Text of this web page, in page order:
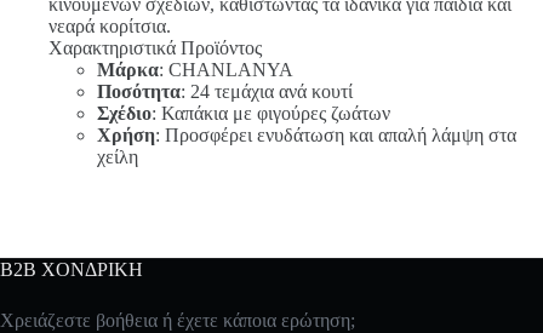
νεαρά κορίτσια.
Χαρακτηριστικά Προϊόντος
Μάρκα: CHANLANYA
Ποσότητα: 24 τεμάχια ανά κουτί
Σχέδιο: Καπάκια με φιγούρες ζωάτων
Χρήση: Προσφέρει ενυδάτωση και απαλή λάμψη στα
χείλη
B2B ΧΟΝΔΡΙΚΗ
Χρειάζεστε βοήθεια ή έχετε κάποια ερώτηση;